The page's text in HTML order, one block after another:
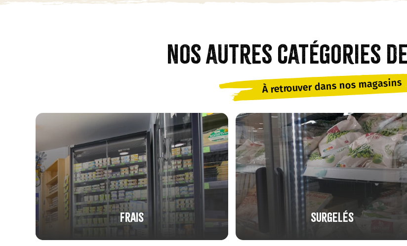
Nos autres catégories
À retrouver dans nos magasins
Frais Surgelés